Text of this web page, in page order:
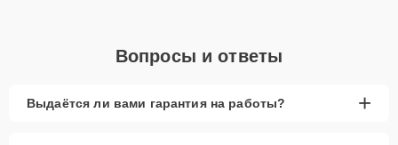
Вопросы и ответы
Выдаётся ли вами гарантия на работы? +